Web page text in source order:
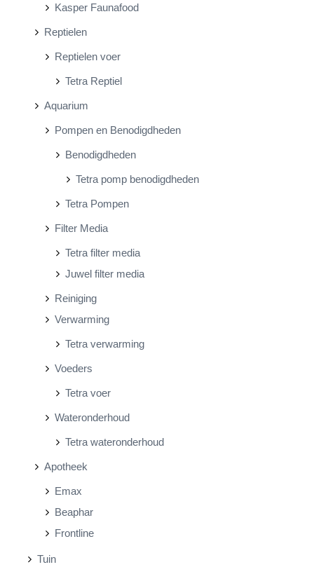
Kasper Faunafood
Reptielen
Reptielen voer
Tetra Reptiel
Aquarium
Pompen en Benodigdheden
Benodigdheden
Tetra pomp benodigdheden
Tetra Pompen
Filter Media
Tetra filter media
Juwel filter media
Reiniging
Verwarming
Tetra verwarming
Voeders
Tetra voer
Wateronderhoud
Tetra wateronderhoud
Apotheek
Emax
Beaphar
Frontline
Tuin